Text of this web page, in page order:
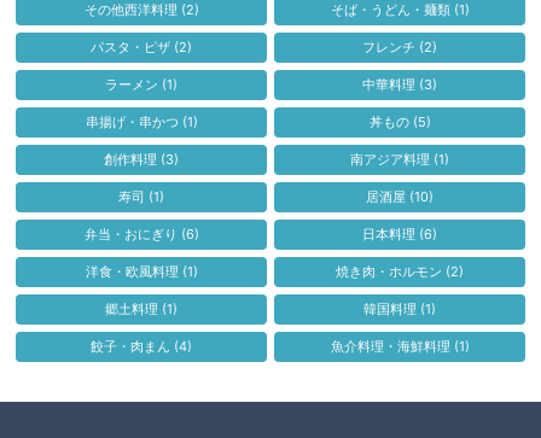
その他西洋料理 (2) そば・うどん・麺類 (1)
パスタ・ピザ (2) フレンチ (2)
ラーメン (1) 中華料理 (3)
串揚げ・串かつ (1) 丼もの (5)
創作料理 (3) 南アジア料理 (1)
寿司 (1) 居酒屋 (10)
弁当・おにぎり (6) 日本料理 (6)
洋食・欧風料理 (1) 焼き肉・ホルモン (2)
郷土料理 (1) 韓国料理 (1)
餃子・肉まん (4) 魚介料理・海鮮料理 (1)